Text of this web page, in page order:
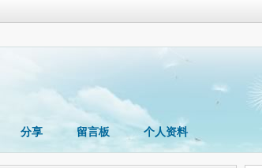
分享 留言板 个人资料